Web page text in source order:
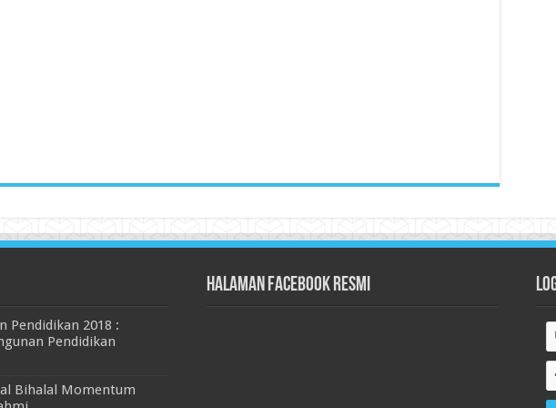
Pendidikan 2018 :
Pendidikan
Bihalal Momentum
Halaman Facebook Resmi